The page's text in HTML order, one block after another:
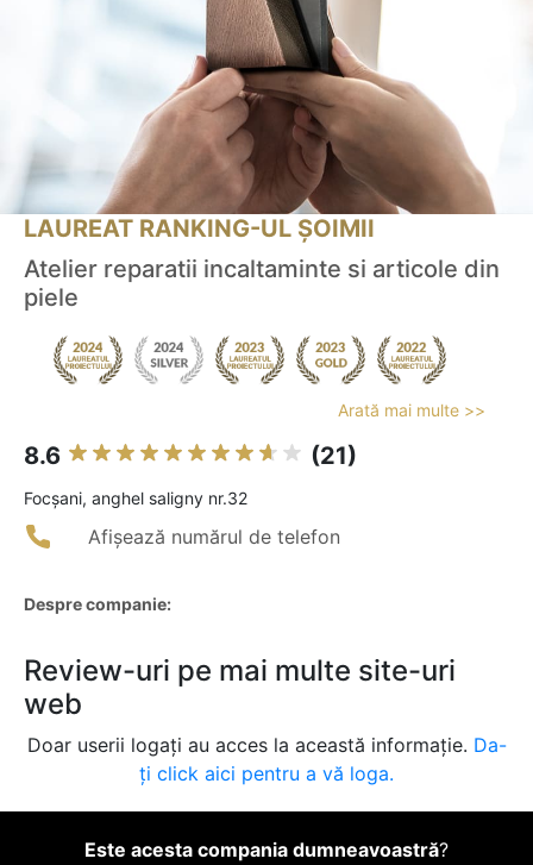
LAUREAT RANKING-UL ȘOIMII
Atelier reparatii incaltaminte si articole din
piele
Arată mai multe >>
8.6 (21)
Focşani, anghel saligny nr.32
Afișează numărul de telefon
Despre companie:
Review-uri pe mai multe site-uri
web
Doar userii logați au acces la această informație. Da-
ți click aici pentru a vă loga.
Este acesta compania dumneavoastră?